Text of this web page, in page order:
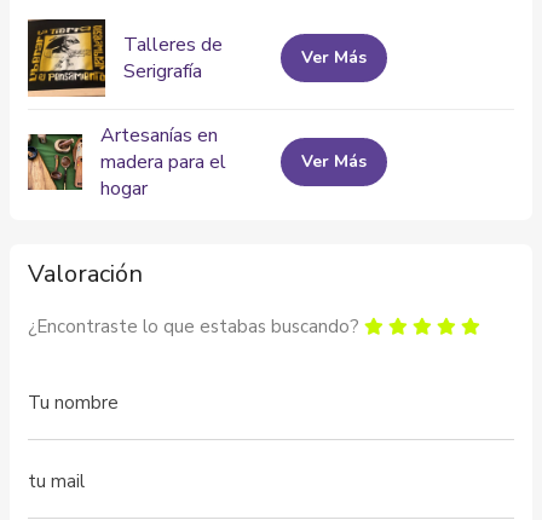
Talleres de
Serigrafía
Ver Más
Artesanías en
madera para el
hogar
Ver Más
Valoración
¿Encontraste lo que estabas buscando?